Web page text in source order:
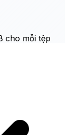
cho mỗi tệp